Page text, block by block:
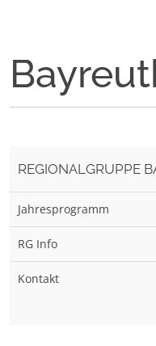
REGIONALGRUPPE
Jahresprogramm
RG Info
Kontakt